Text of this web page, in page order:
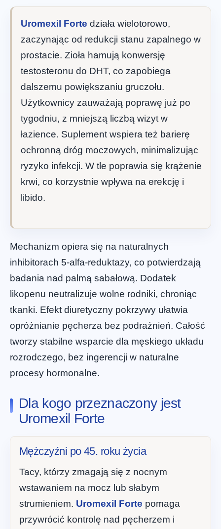
Uromexil Forte działa wielotorowo,
zaczynając od redukcji stanu zapalnego w
prostacie. Zioła hamują konwersję
testosteronu do DHT, co zapobiega
dalszemu powiększaniu gruczołu.
Użytkownicy zauważają poprawę już po
tygodniu, z mniejszą liczbą wizyt w
łazience. Suplement wspiera też barierę
ochronną dróg moczowych, minimalizując
ryzyko infekcji. W tle poprawia się krążenie
krwi, co korzystnie wpływa na erekcję i
libido.
Mechanizm opiera się na naturalnych
inhibitorach 5-alfa-reduktazy, co potwierdzają
badania nad palmą sabałową. Dodatek
likopenu neutralizuje wolne rodniki, chroniąc
tkanki. Efekt diuretyczny pokrzywy ułatwia
opróżnianie pęcherza bez podrażnień. Całość
tworzy stabilne wsparcie dla męskiego układu
rozrodczego, bez ingerencji w naturalne
procesy hormonalne.
Dla kogo przeznaczony jest
Uromexil Forte
Mężczyźni po 45. roku życia
Tacy, którzy zmagają się z nocnym
wstawaniem na mocz lub słabym
strumieniem. Uromexil Forte pomaga
przywrócić kontrolę nad pęcherzem i